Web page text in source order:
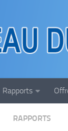
Rapports
RAPPORTS